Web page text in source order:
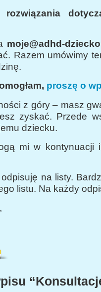
rozwiązania
moje@adhd-
Razem umówimy
proszę o
z góry – masz
zyskać. Przede
dziecku.
mi w kontynuacji
na listy.
listu. Na każdy